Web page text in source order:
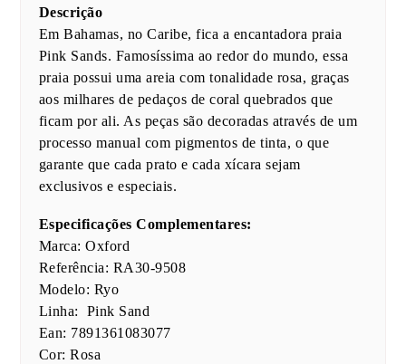
Descrição
Em Bahamas, no Caribe, fica a encantadora praia
Pink Sands. Famosíssima ao redor do mundo, essa
praia possui uma areia com tonalidade rosa, graças
aos milhares de pedaços de coral quebrados que
ficam por ali. As peças são decoradas através de um
processo manual com pigmentos de tinta, o que
garante que cada prato e cada xícara sejam
exclusivos e especiais.
Especificações Complementares:
Marca: Oxford
Referência: RA30-9508
Modelo: Ryo
Linha: Pink Sand
Ean: 7891361083077
Cor: Rosa